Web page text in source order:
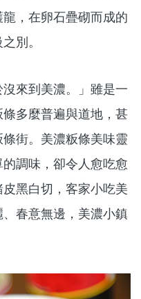
，在卵石疊砌而成的
別。
來到美濃。」雖是一
多麼普遍與道地，甚
街。美濃粄條美味靈
調味，卻令人愈吃愈
黑白切，客家小吃美
春意無邊，美濃小鎮